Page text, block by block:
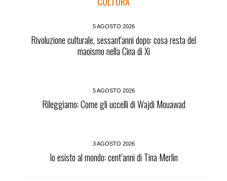
5 AGOSTO 2026
Rivoluzione culturale, sessant'anni dopo: cosa resta del
maoismo nella Cina di Xi
5 AGOSTO 2026
Rileggiamo: Come gli uccelli di Wajdi Mouawad
3 AGOSTO 2026
Io esisto al mondo: cent’anni di Tina Merlin